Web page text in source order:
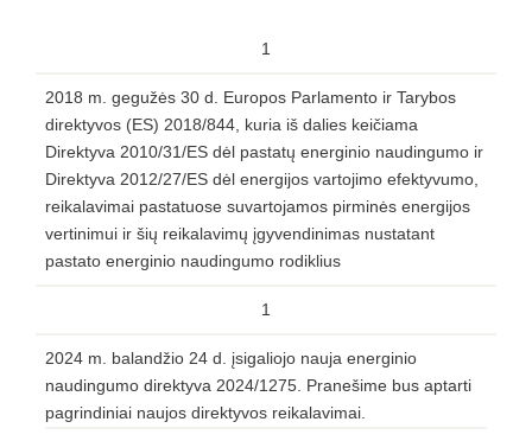
1
2018 m. gegužės 30 d. Europos Parlamento ir Tarybos
direktyvos (ES) 2018/844, kuria iš dalies keičiama
Direktyva 2010/31/ES dėl pastatų energinio naudingumo ir
Direktyva 2012/27/ES dėl energijos vartojimo efektyvumo,
reikalavimai pastatuose suvartojamos pirminės energijos
vertinimui ir šių reikalavimų įgyvendinimas nustatant
pastato energinio naudingumo rodiklius
1
2024 m. balandžio 24 d. įsigaliojo nauja energinio
naudingumo direktyva 2024/1275. Pranešime bus aptarti
pagrindiniai naujos direktyvos reikalavimai.